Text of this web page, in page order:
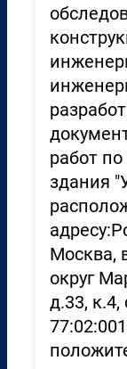
работ
здания
Москва,
округ
д.33,